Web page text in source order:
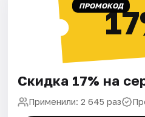
ПРОМОКОД
Скидка 17% на
Применили: 2 645 раз